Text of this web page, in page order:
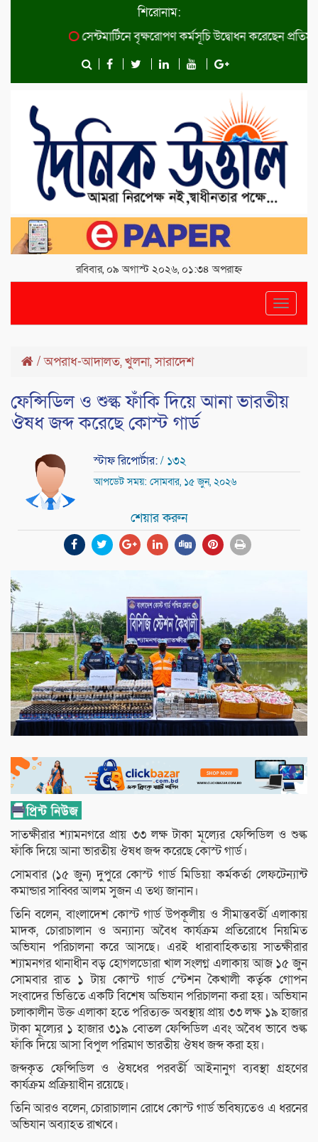
শিরোনাম:
সেন্টমার্টিনে বৃক্ষরোপণ কর্মসূচি উদ্বোধন করেছেন প্রতিমন্ত্রী
রবিবার, ০৯ অগাস্ট ২০২৬, ০১:৩৪ অপরাহ্ন
Toggle
/অপরাধ-আদালত,খুলনা,সারাদেশ
ফেন্সিডিল ও শুল্ক ফাঁকি দিয়ে আনা ভারতীয়
ঔষধ জব্দ করেছে কোস্ট গার্ড
স্টাফ রিপোর্টার:/ ১৩২
আপডেট সময়: সোমবার, ১৫ জুন, ২০২৬
শেয়ার করুন
সাতক্ষীরার শ্যামনগরে প্রায় ৩৩ লক্ষ টাকা মূল্যের ফেন্সিডিল ও শুল্ক
ফাঁকি দিয়ে আনা ভারতীয় ঔষধ জব্দ করেছে কোস্ট গার্ড।
সোমবার (১৫ জুন) দুপুরে কোস্ট গার্ড মিডিয়া কর্মকর্তা লেফটেন্যান্ট
কমান্ডার সাব্বির আলম সুজন এ তথ্য জানান।
তিনি বলেন, বাংলাদেশ কোস্ট গার্ড উপকূলীয় ও সীমান্তবর্তী এলাকায়
মাদক, চোরাচালান ও অন্যান্য অবৈধ কার্যক্রম প্রতিরোধে নিয়মিত
অভিযান পরিচালনা করে আসছে। এরই ধারাবাহিকতায় সাতক্ষীরার
শ্যামনগর থানাধীন বড় হোগলডোরা খাল সংলগ্ন এলাকায় আজ ১৫ জুন
সোমবার রাত ১ টায় কোস্ট গার্ড স্টেশন কৈখালী কর্তৃক গোপন
সংবাদের ভিত্তিতে একটি বিশেষ অভিযান পরিচালনা করা হয়। অভিযান
চলাকালীন উক্ত এলাকা হতে পরিত্যক্ত অবস্থায় প্রায় ৩৩ লক্ষ ১৯ হাজার
টাকা মূল্যের ১ হাজার ৩১৯ বোতল ফেন্সিডিল এবং অবৈধ ভাবে শুল্ক
ফাঁকি দিয়ে আসা বিপুল পরিমাণ ভারতীয় ঔষধ জব্দ করা হয়।
জব্দকৃত ফেন্সিডিল ও ঔষধের পরবর্তী আইনানুগ ব্যবস্থা গ্রহণের
কার্যক্রম প্রক্রিয়াধীন রয়েছে।
তিনি আরও বলেন, চোরাচালান রোধে কোস্ট গার্ড ভবিষ্যতেও এ ধরনের
অভিযান অব্যাহত রাখবে।